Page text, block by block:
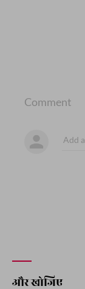
Comment
और खोजिए